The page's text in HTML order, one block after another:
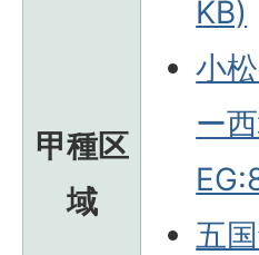
甲種区
域
KB)
小
ー
五